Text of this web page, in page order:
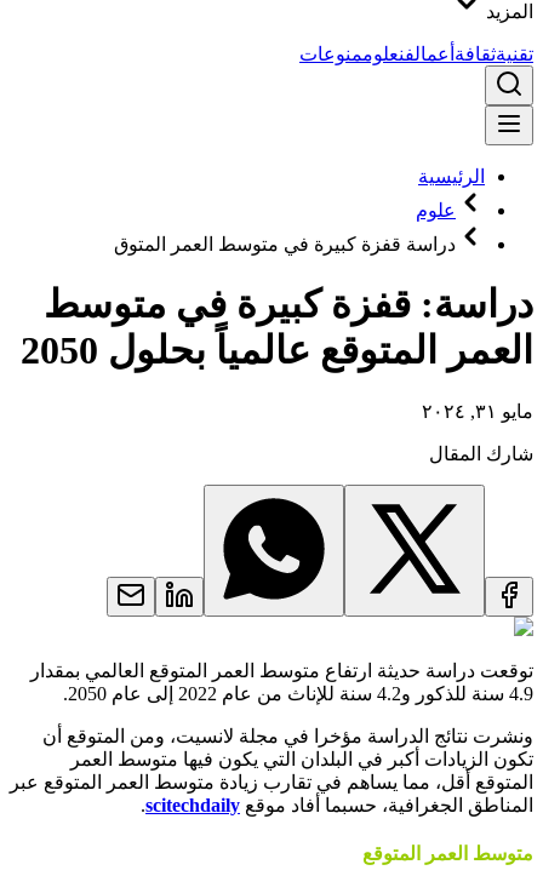
المزيد
تقنيةثقافةأعمالفنعلوممنوعات
الرئيسية
علوم
دراسة قفزة كبيرة في متوسط العمر المتوق
دراسة: قفزة كبيرة في متوسط
العمر المتوقع عالمياً بحلول 2050
مايو ٣١, ٢٠٢٤
شارك المقال
توقعت دراسة حديثة ارتفاع متوسط ​​العمر المتوقع العالمي بمقدار
4.9 سنة للذكور و4.2 سنة للإناث من عام 2022 إلى عام 2050.
ونشرت نتائج الدراسة مؤخرا في مجلة لانسيت، ومن المتوقع أن
تكون الزيادات أكبر في البلدان التي يكون فيها متوسط ​​العمر
المتوقع أقل، مما يساهم في تقارب زيادة متوسط ​​العمر المتوقع عبر
المناطق الجغرافية، حسبما أفاد موقع scitechdaily
.
متوسط العمر المتوقع